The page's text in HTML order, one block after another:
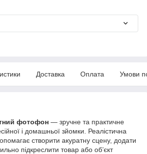
Доставка Оплата Умови
фотофон — зручне та практичне
і домашньої зйомки. Реалістична
створити акуратну сцену, додати
підкреслити товар або об’єкт